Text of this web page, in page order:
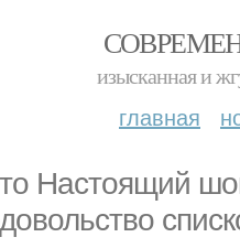
изысканная и
главная
Настоящий